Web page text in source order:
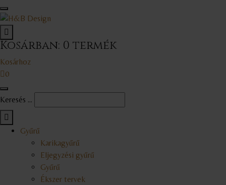
Kosárban: 0 termék
Kosárhoz
0
Keresés ...
Gyűrű
Karikagyűrű
Eljegyzési gyűrű
Gyűrű
Ékszer tervek